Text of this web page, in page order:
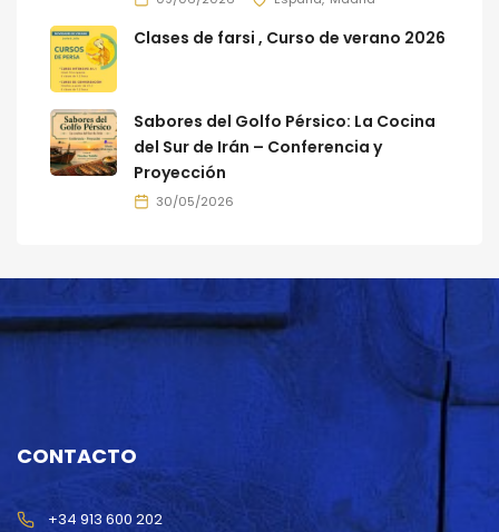
Clases de farsi , Curso de verano 2026
Sabores del Golfo Pérsico: La Cocina
del Sur de Irán – Conferencia y
Proyección
30/05/2026
CONTACTO
+34 913 600 202